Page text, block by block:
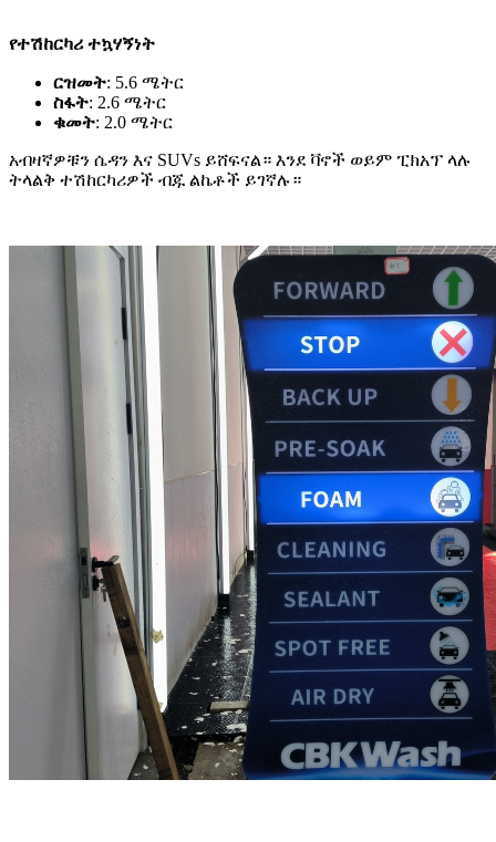
የተሽከርካሪ ተኳሃኝነት
ርዝመት: 5.6 ሜትር
ስፋት: 2.6 ሜትር
ቁመት: 2.0 ሜትር
አብዛኛዎቹን ሴዳን እና SUVs ይሸፍናል። እንደ ቫኖች ወይም ፒክአፕ ላሉ
ትላልቅ ተሽከርካሪዎች ብጁ ልኬቶች ይገኛሉ።